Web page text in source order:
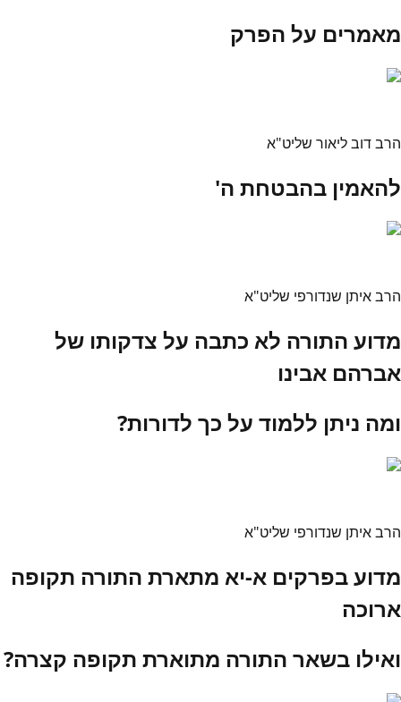
מאמרים על הפרק
הרב דוב ליאור שליט"א
להאמין בהבטחת ה'
הרב איתן שנדורפי שליט"א
מדוע התורה לא כתבה על צדקותו של
אברהם אבינו
ומה ניתן ללמוד על כך לדורות?
הרב איתן שנדורפי שליט"א
מדוע בפרקים א-יא מתארת התורה תקופה
ארוכה
ואילו בשאר התורה מתוארת תקופה קצרה?